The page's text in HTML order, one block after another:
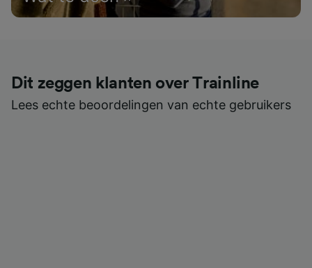
Dit zeggen klanten over Trainline
Lees echte beoordelingen van echte gebruikers